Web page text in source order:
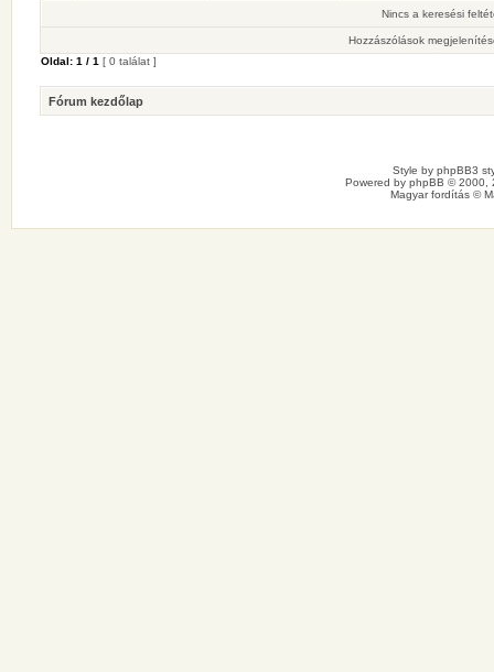
Nincs a keresési
Hozzászólások
Oldal: 1 / 1 [ 0 találat ]
Fórum kezdőlap
Style by phpBB3
Powered by phpBB © 2000,
Magyar fordítás ©